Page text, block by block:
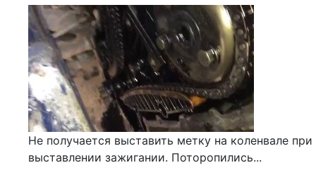
Не получается выставить метку на коленвале при
выставлении зажигании. Поторопились...